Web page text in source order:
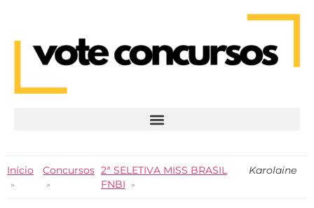
Início Concursos 2ª SELETIVA MISS BRASIL
FNBI
Karolaine